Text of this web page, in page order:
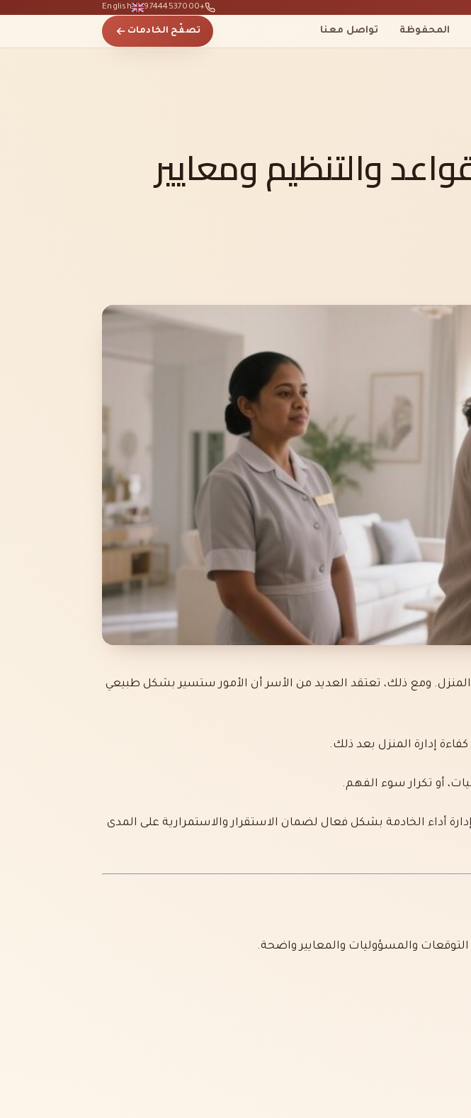
+97444537000
English
المحفوظة تواصل معنا تصفّح الخادمات
والتنظيم ومعايير
ومع ذلك، تعتقد العديد من الأسر أن الأمور ستسير بشكل طبيعي
إدارة المنزل بعد ذلك.
أو تكرار سوء الفهم.
أداء الخادمة بشكل فعال لضمان الاستقرار والاستمرارية على المدى
والمسؤوليات والمعايير واضحة.